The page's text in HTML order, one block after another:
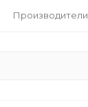
Производители